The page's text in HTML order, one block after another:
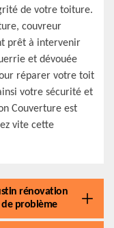
de votre toiture.
couvreur
prêt à intervenir
et dévouée
réparer votre toit
votre sécurité et
Couverture est
vite cette
rénovation
problème